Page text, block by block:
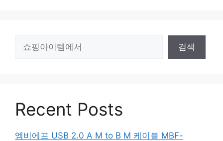
검색
Recent Posts
엠비에프 USB 2.0 A M to B M 케이블 MBF-